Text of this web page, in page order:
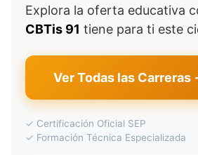
Explora la oferta educativa
CBTis 91 tiene para ti este
Ver Todas las Carreras
✓ Certificación Oficial SEP
✓ Formación Técnica Especializada